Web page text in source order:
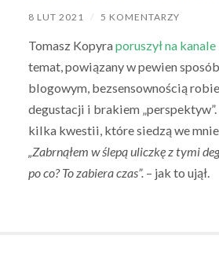
8 LUT 2021 / 5 KOMENTARZY
Tomasz Kopyraporuszył na kanale
temat, powiązany w pewien
blogowym, bezsensownością
degustacji i brakiem
kilka kwestii, które siedzą we
„Zabrnąłem w ślepą uliczkę z tymi
po co? To zabiera czas”. – jak to ujął.